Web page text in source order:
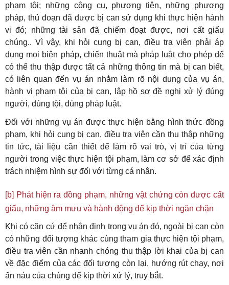
phạm tội; những công cụ, phương tiện, những phương
pháp, thủ đoạn đã được bị can sử dụng khi thực hiện hành
vi đó; những tài sản đã chiếm đoạt được, nơi cất giấu
chúng.. Vì vậy, khi hỏi cung bị can, điều tra viên phải áp
dụng mọi biện pháp, chiến thuật mà pháp luật cho phép để
có thể thu thập được tất cả những thông tin mà bị can biết,
có liên quan đến vụ án nhằm làm rõ nội dung của vụ án,
hành vi phạm tội của bị can, lập hồ sơ đề nghị xử lý đúng
người, đúng tội, đúng pháp luật.
Đối với những vụ án được thực hiện bằng hình thức đồng
phạm, khi hỏi cung bị can, điều tra viên cần thu thập những
tin tức, tài liệu cần thiết để làm rõ vai trò, vị trí của từng
người trong việc thực hiện tội phạm, làm cơ sở để xác định
trách nhiệm hình sự đối với từng cá nhân.
[b] Phát hiện ra đồng phạm, những vật chứng còn được cất
giấu, những âm mưu và hành động để kịp thời ngăn chặn
Khi có căn cứ để nhận định trong vụ án đó, ngoài bị can còn
có những đối tượng khác cùng tham gia thực hiện tội phạm,
điều tra viên cần nhanh chóng thu thập lời khai của bị can
về đặc điểm của các đối tượng còn lại, hướng rút chạy, nơi
ẩn náu của chúng để kịp thời xử lý, truy bắt.